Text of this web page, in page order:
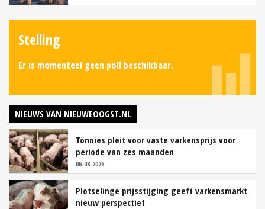
Stelling
Er is momenteel geen poll beschikbaar.
NIEUWS VAN NIEUWEOOGST.NL
Tönnies pleit voor vaste varkensprijs voor
periode van zes maanden
06-08-2026
Plotselinge prijsstijging geeft varkensmarkt
nieuw perspectief